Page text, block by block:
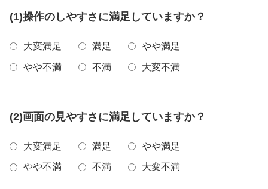
(1)操作のしやすさに満足していますか？
大変満足 満足 やや満足
やや不満 不満 大変不満
(2)画面の見やすさに満足していますか？
大変満足 満足 やや満足
やや不満 不満 大変不満